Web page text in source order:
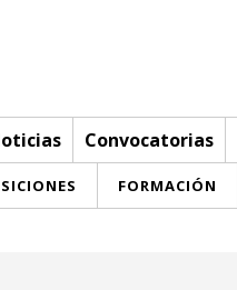
Convocatorias
FORMACIÓN